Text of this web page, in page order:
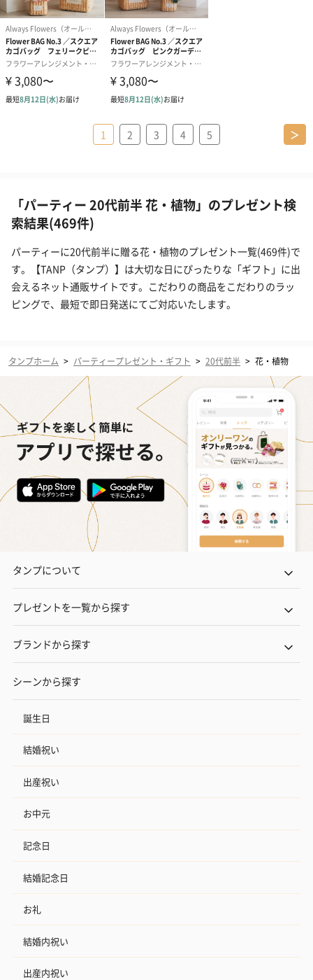
1 2 3 4 5 ＞
「パーティー 20代前半 花・植物」のプレゼント検
索結果(469件)
パーティーに20代前半に贈る花・植物のプレゼント一覧(469件)で
す。【TANP（タンプ）】は大切な日にぴったりな「ギフト」に出
会えるネット通販サイトです。こだわりの商品をこだわりのラッ
ピングで、最短で即日発送にてご対応いたします。
タンプホーム > パーティープレゼント・ギフト > 20代前半 > 花・植物
タンプについて
プレゼントを一覧から探す
ブランドから探す
シーンから探す
誕生日
結婚祝い
出産祝い
お中元
記念日
結婚記念日
お礼
結婚内祝い
出産内祝い